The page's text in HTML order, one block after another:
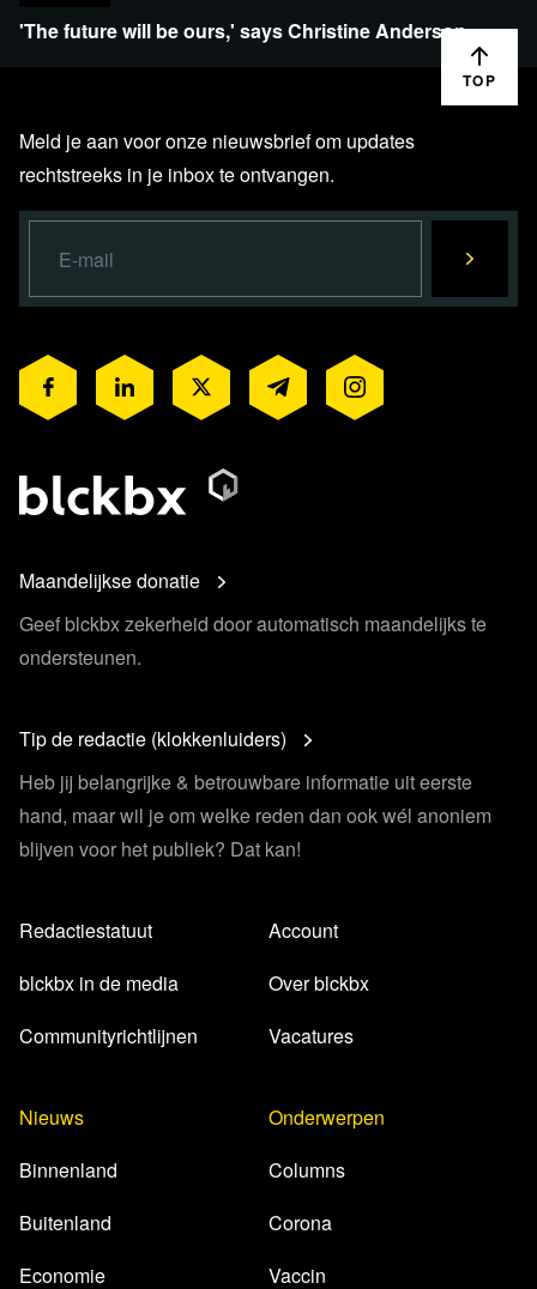
'The future will be ours,' says Christine Anderson
TOP
Meld je aan voor onze nieuwsbrief om updates
rechtstreeks in je inbox te ontvangen.
Maandelijkse donatie
Geef blckbx zekerheid door automatisch maandelijks te
ondersteunen.
Tip de redactie (klokkenluiders)
Heb jij belangrijke & betrouwbare informatie uit eerste
hand, maar wil je om welke reden dan ook wél anoniem
blijven voor het publiek? Dat kan!
Redactiestatuut
blckbx in de media
Communityrichtlijnen
Account
Over blckbx
Vacatures
Nieuws
Binnenland
Buitenland
Economie
Onderwerpen
Columns
Corona
Vaccin